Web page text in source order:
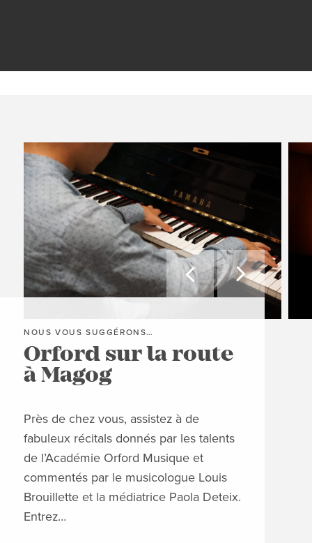
 
NOUS VOUS SUGGÉRONS…
Orford sur la route
à Magog
Près de chez vous, assistez à de
fabuleux récitals donnés par les talents
de l’Académie Orford Musique et
commentés par le musicologue Louis
Brouillette et la médiatrice Paola Deteix.
Entrez…